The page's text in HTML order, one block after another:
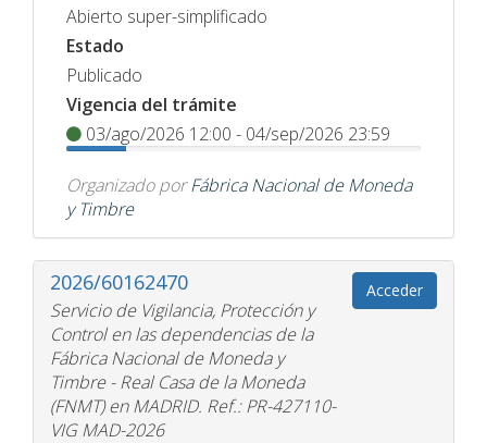
Abierto super-simplificado
Estado
Publicado
Vigencia del trámite
03/ago/2026 12:00 - 04/sep/2026 23:59
Organizado por Fábrica Nacional de Moneda
y Timbre
2026/60162470
Servicio de Vigilancia, Protección y
Control en las dependencias de la
Fábrica Nacional de Moneda y
Timbre - Real Casa de la Moneda
(FNMT) en MADRID. Ref.: PR-427110-
VIG MAD-2026
Acceder